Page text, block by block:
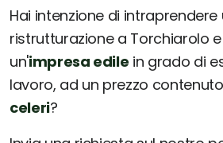
Hai intenzione di intraprendere
ristrutturazione a Torchiarolo
un'impresa edile in grado di
lavoro, ad un prezzo
celeri?